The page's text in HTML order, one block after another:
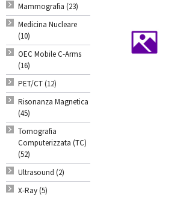
Mammografia (23)
Medicina Nucleare
(10)
OEC Mobile C-Arms
(16)
PET/CT (12)
Risonanza Magnetica
(45)
Tomografia
Computerizzata (TC)
(52)
Ultrasound (2)
X-Ray (5)